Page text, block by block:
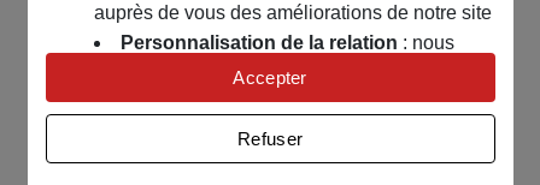
auprès de vous des améliorations de notre site
Personnalisation de la relation : nous
nous servons de cookies pour adapter nos
contenus et personnaliser nos offres
Univers publicitaire: nous utilisons avec
nos partenaires des cookies pour afficher des
publicités personnalisées
Refuser
Accepter